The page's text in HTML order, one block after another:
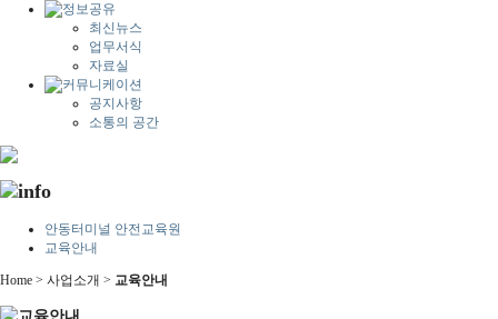
최신뉴스
업무서식
자료실
공지사항
소통의 공간
안동터미널 안전교육원
교육안내
Home > 사업소개 > 교육안내